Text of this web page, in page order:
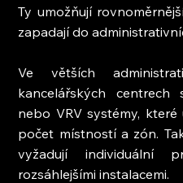
Ty umožňují
zapadají do
Ve větších
kancelářských
nebo VRV systémy,
počet místností a zón.
vyžadují individuální
rozsáhlejšími instalacemi.